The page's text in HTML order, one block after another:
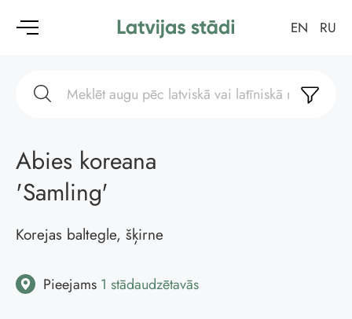
EN RU
Abies koreana
'Samling'
Korejas baltegle, šķirne
Pieejams 1 stādaudzētavās